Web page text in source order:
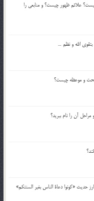
علائم ظهور چيست؟ و منابعي را
الله و نظم …
و موعظه چيست؟
آن را نام ببريد؟
«كونوا دعاة الناس بغير السنتكم»